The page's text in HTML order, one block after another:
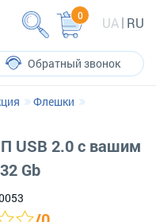
UA RU
0
Обратный звонок
Флешки
USB 2.0 с вашим
Gb